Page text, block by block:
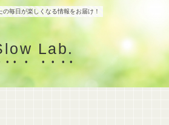
の毎日が楽しくなる情報をお届け！
Lab.